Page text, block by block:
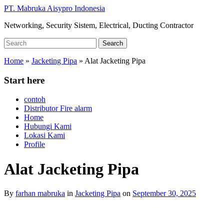
Skip
main
PT. Mabruka Aisypro Indonesia
Networking, Security Sistem, Electrical, Ducting Contractor
Search
for:
Search
Home » Jacketing Pipa » Alat Jacketing Pipa
Start here
contoh
Distributor Fire alarm
Home
Hubungi Kami
Lokasi Kami
Profile
Alat Jacketing Pipa
By farhan mabruka in Jacketing Pipa on September 30, 2025